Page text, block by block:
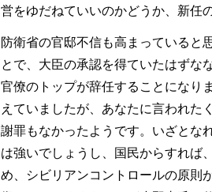
営をゆだねていいのかどうか、新任
防衛省の官邸不信も高まっていると
とで、大臣の承認を得ていたはずな
官僚のトップが辞任することになり
えていましたが、あなたに言われた
謝罪もなかったようです。いざとな
は強いでしょうし、国民からすれば
め、シビリアンコントロールの原則